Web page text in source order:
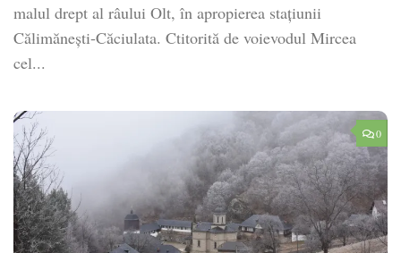
malul drept al râului Olt, în apropierea stațiunii
Călimănești-Căciulata. Ctitorită de voievodul Mircea
cel...
0